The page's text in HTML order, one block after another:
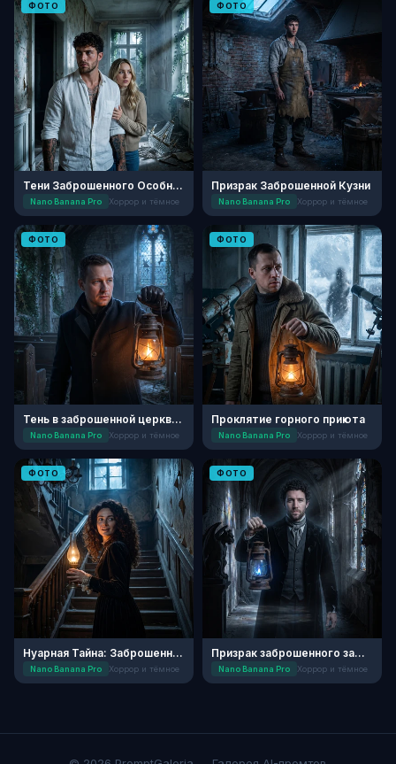
ФОТО
Тени Заброшенного Особняка
Nano Banana Pro Хоррор и тёмное
ФОТО
Призрак Заброшенной Кузни
Nano Banana Pro Хоррор и тёмное
ФОТО
Тень в заброшенной церквушке
Nano Banana Pro Хоррор и тёмное
ФОТО
Проклятие горного приюта
Nano Banana Pro Хоррор и тёмное
ФОТО
Нуарная Тайна: Заброшенная Усадьба
Nano Banana Pro Хоррор и тёмное
ФОТО
Призрак заброшенного замка
Nano Banana Pro Хоррор и тёмное